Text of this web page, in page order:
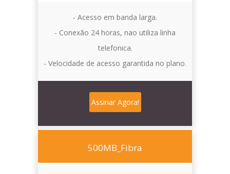
- Acesso em banda larga.
- Conexão 24 horas, nao utiliza linha
telefonica.
- Velocidade de acesso garantida no plano.
Assinar Agora!
500MB_Fibra